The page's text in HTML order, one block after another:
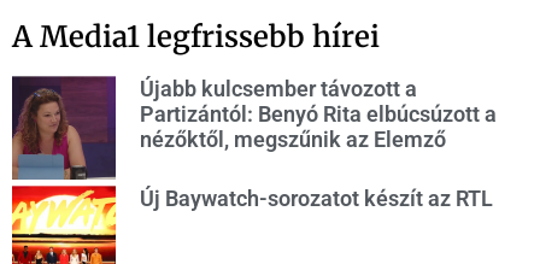
A Media1 legfrissebb hírei
Újabb kulcsember távozott a
Partizántól: Benyó Rita elbúcsúzott a
nézőktől, megszűnik az Elemző
Új Baywatch-sorozatot készít az RTL